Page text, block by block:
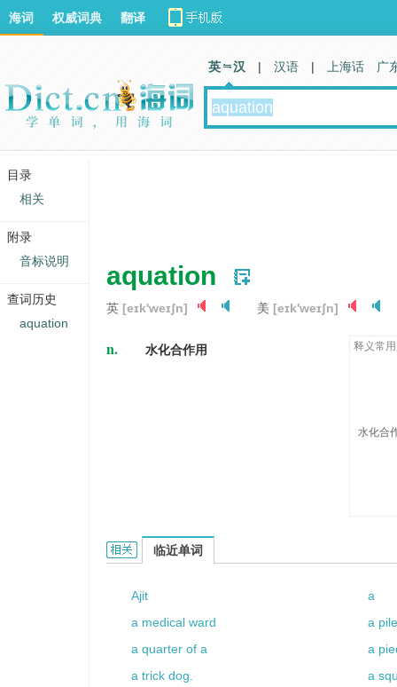
aquation
英 [eɪk'weɪʃn] 美 [eɪk'weɪʃn]
n. 水化合作用 释义常
水化合
aquation的相关资料：
临近单词
Ajit
a
a medical ward
a
a quarter of a
a
a trick dog.
a
海词 权威词典 翻译
英 汉 | 汉语 | 上海话 广
目录
相关
附录
音标说明
查词历史
aquation